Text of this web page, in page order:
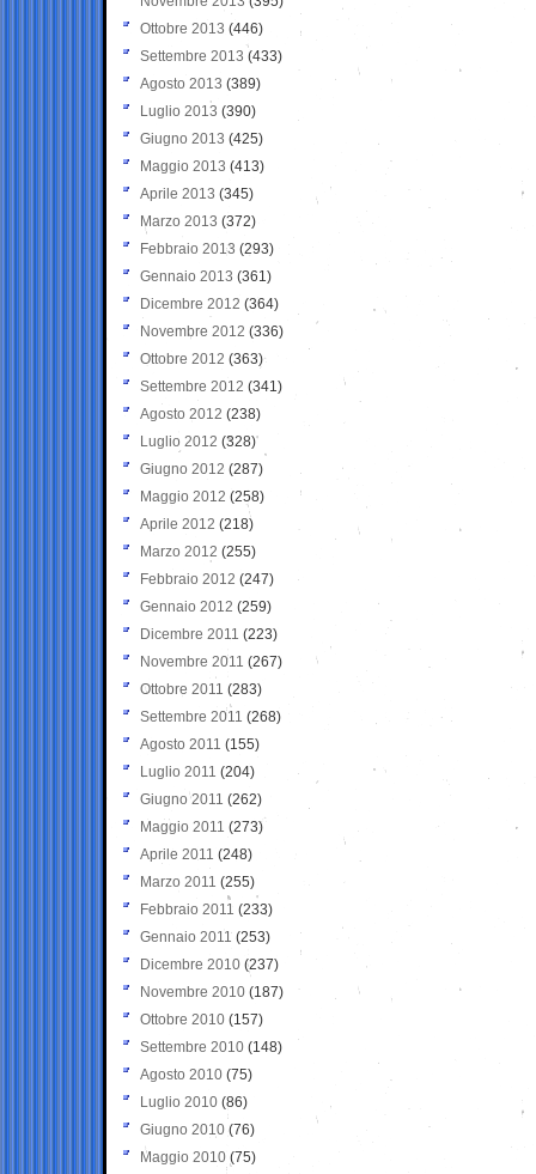
Ottobre 2013 (446)
Settembre 2013 (433)
Agosto 2013 (389)
Luglio 2013 (390)
Giugno 2013 (425)
Maggio 2013 (413)
Aprile 2013 (345)
Marzo 2013 (372)
Febbraio 2013 (293)
Gennaio 2013 (361)
Dicembre 2012 (364)
Novembre 2012 (336)
Ottobre 2012 (363)
Settembre 2012 (341)
Agosto 2012 (238)
Luglio 2012 (328)
Giugno 2012 (287)
Maggio 2012 (258)
Aprile 2012 (218)
Marzo 2012 (255)
Febbraio 2012 (247)
Gennaio 2012 (259)
Dicembre 2011 (223)
Novembre 2011 (267)
Ottobre 2011 (283)
Settembre 2011 (268)
Agosto 2011 (155)
Luglio 2011 (204)
Giugno 2011 (262)
Maggio 2011 (273)
Aprile 2011 (248)
Marzo 2011 (255)
Febbraio 2011 (233)
Gennaio 2011 (253)
Dicembre 2010 (237)
Novembre 2010 (187)
Ottobre 2010 (157)
Settembre 2010 (148)
Agosto 2010 (75)
Luglio 2010 (86)
Giugno 2010 (76)
Maggio 2010 (75)